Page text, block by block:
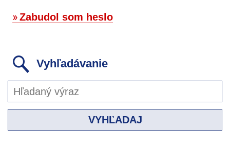
Zabudol som heslo
Vyhľadávanie
VYHĽADAJ